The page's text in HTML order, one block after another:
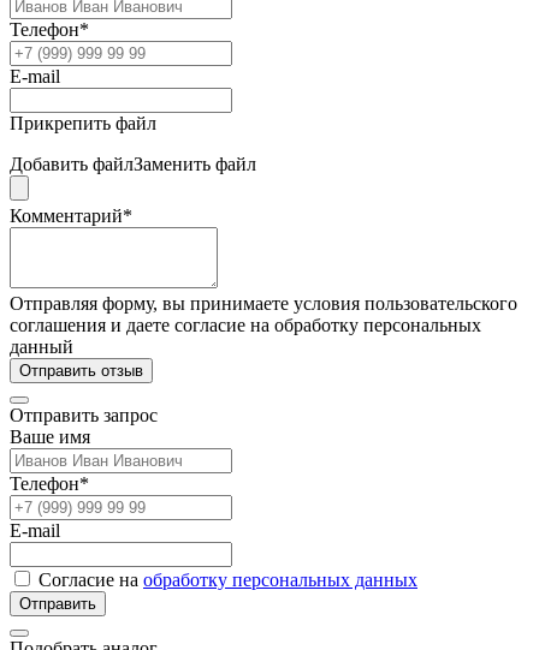
Телефон*
E-mail
Прикрепить файл
Добавить файлЗаменить файл
Комментарий*
Отправляя форму, вы принимаете условия пользовательского
соглашения и даете согласие на обработку персональных
данный
Отправить отзыв
Отправить запрос
Ваше имя
Телефон*
E-mail
Согласие на обработку персональных данных
Отправить